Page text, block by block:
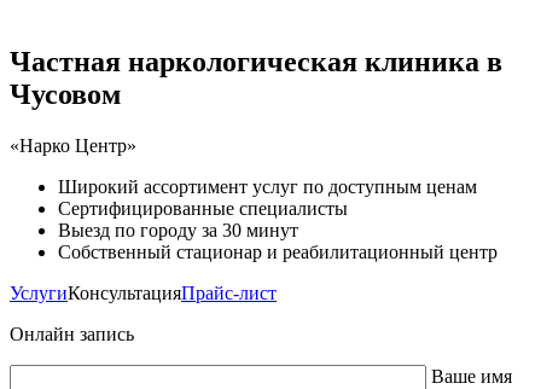
Частная наркологическая клиника в
Чусовом
«Нарко Центр»
Широкий ассортимент услуг по доступным ценам
Сертифицированные специалисты
Выезд по городу за 30 минут
Собственный стационар и реабилитационный центр
УслугиКонсультацияПрайс-лист
Онлайн запись
Ваше имя